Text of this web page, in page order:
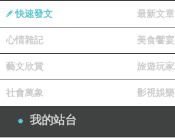
這像是生病的人嗎？
我整個摩托車踏板滿載而歸
快速發文 最新文章
心情雜記 美食饗宴
藝文欣賞 旅遊玩家
社會萬象 影視娛樂
我的站台